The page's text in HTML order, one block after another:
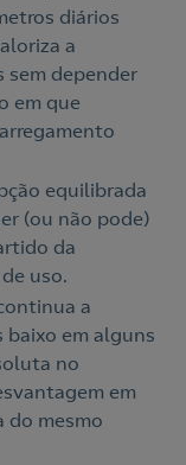
diários
a
sem depender
em que
equilibrada
(ou não pode)
da
uso.
a
baixo em alguns
no
em
do mesmo